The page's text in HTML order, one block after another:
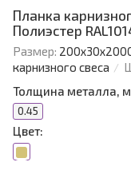
Планка
Полиэстер
Размер:
карнизного свеса
Толщина металла,
0.45
Цвет: